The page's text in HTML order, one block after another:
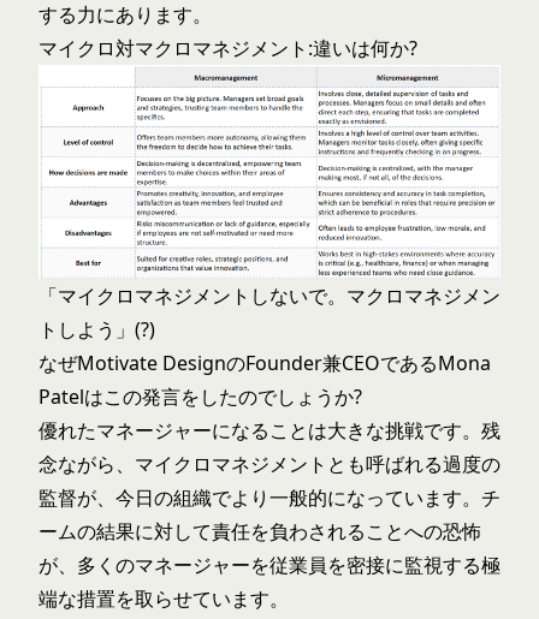
する力にあります。
マイクロ対マクロマネジメント:違いは何か?
「マイクロマネジメントしないで。マクロマネジメン
トしよう」(?)
なぜMotivate DesignのFounder兼CEOであるMona
Patelはこの発言をしたのでしょうか?
優れたマネージャーになることは大きな挑戦です。残
念ながら、マイクロマネジメントとも呼ばれる過度の
監督が、今日の組織でより一般的になっています。チ
ームの結果に対して責任を負わされることへの恐怖
が、多くのマネージャーを従業員を密接に監視する極
端な措置を取らせています。